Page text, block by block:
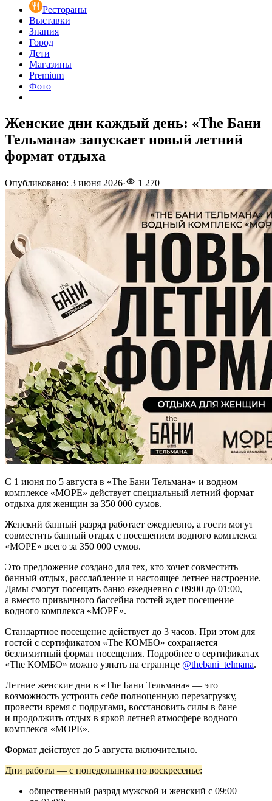
Рестораны
Выставки
Знания
Город
Дети
Магазины
Premium
Фото
Женские дни каждый день: «The Бани
Тельмана» запускает новый летний
формат отдыха
Опубликовано: 3 июня 2026· 1 270
С 1 июня по 5 августа в «The Бани Тельмана» и водном
комплексе «МОРЕ» действует специальный летний формат
отдыха для женщин за 350 000 сумов.
Женский банный разряд работает ежедневно, а гости могут
совместить банный отдых с посещением водного комплекса
«МОРЕ» всего за 350 000 сумов.
Это предложение создано для тех, кто хочет совместить
банный отдых, расслабление и настоящее летнее настроение.
Дамы смогут посещать баню ежедневно с 09:00 до 01:00,
а вместо привычного бассейна гостей ждет посещение
водного комплекса «МОРЕ».
Стандартное посещение действует до 3 часов. При этом для
гостей с сертификатом «The КОМБО» сохраняется
безлимитный формат посещения. Подробнее о сертификатах
«The КОМБО» можно узнать на странице @thebani_telmana.
Летние женские дни в «The Бани Тельмана» — это
возможность устроить себе полноценную перезагрузку,
провести время с подругами, восстановить силы в бане
и продолжить отдых в яркой летней атмосфере водного
комплекса «МОРЕ».
Формат действует до 5 августа включительно.
Дни работы — с понедельника по воскресенье:
общественный разряд мужской и женский с 09:00